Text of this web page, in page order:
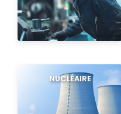
NUCLÉAIRE